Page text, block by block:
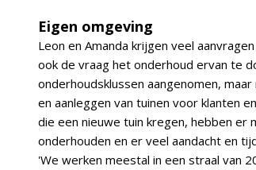
Eigen omgeving
Leon en Amanda krijgen veel
ook de vraag het onderhoud ervan te
onderhoudsklussen aangenomen,
en aanleggen van tuinen voor klanten
die een nieuwe tuin kregen, hebben
onderhouden en er veel aandacht en
'We werken meestal in een straal van